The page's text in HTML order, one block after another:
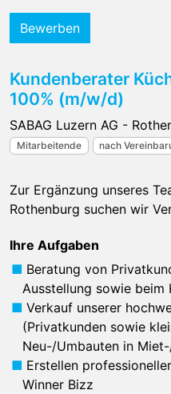
Bewerben
Kundenberater
100% (m/w/d)
SABAG Luzern AG -
Mitarbeitende nach
Zur Ergänzung unseres
Rothenburg suchen wir
Ihre Aufgaben
Beratung von
Ausstellung sowie beim
Verkauf unserer
(Privatkunden sowie
Neu-/Umbauten in
Erstellen
Winner Bizz